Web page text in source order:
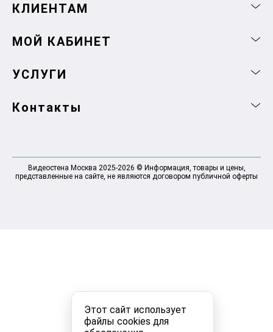
Этот сайт использует
файлы cookies для
КЛИЕНТАМ
МОЙ КАБИНЕТ
УСЛУГИ
Контакты
Видеостена Москва 2025-2026 © Информация, товары и цены,
представленные на сайте, не являются договором публичной оферты